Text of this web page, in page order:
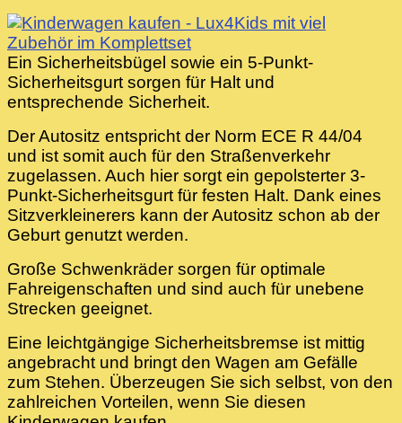
Ein Sicherheitsbügel sowie ein 5-Punkt-
Sicherheitsgurt sorgen für Halt und
entsprechende Sicherheit.
Der Autositz entspricht der Norm ECE R 44/04
und ist somit auch für den Straßenverkehr
zugelassen. Auch hier sorgt ein gepolsterter 3-
Punkt-Sicherheitsgurt für festen Halt. Dank eines
Sitzverkleinerers kann der Autositz schon ab der
Geburt genutzt werden.
Große Schwenkräder sorgen für optimale
Fahreigenschaften und sind auch für unebene
Strecken geeignet.
Eine leichtgängige Sicherheitsbremse ist mittig
angebracht und bringt den Wagen am Gefälle
zum Stehen. Überzeugen Sie sich selbst, von den
zahlreichen Vorteilen, wenn Sie diesen